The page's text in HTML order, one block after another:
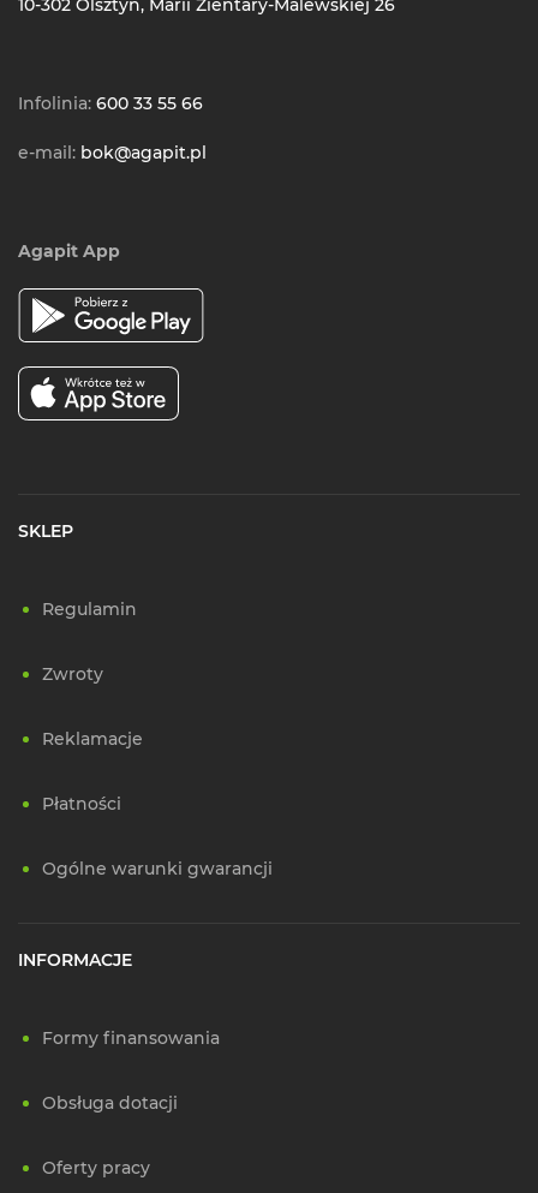
10-302 Olsztyn, Marii Zientary-Malewskiej 26
Infolinia: 600 33 55 66
e-mail: bok@agapit.pl
Agapit App
SKLEP
Regulamin
Zwroty
Reklamacje
Płatności
Ogólne warunki gwarancji
INFORMACJE
Formy finansowania
Obsługa dotacji
Oferty pracy